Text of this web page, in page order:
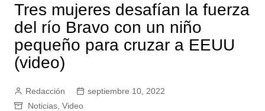
Tres mujeres desafían la fuerza
del río Bravo con un niño
pequeño para cruzar a EEUU
(video)
Redacción
septiembre 10, 2022
Noticias, Video